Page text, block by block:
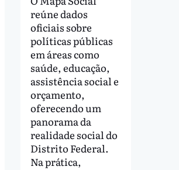
reúne dados
oficiais sobre
políticas públicas
em áreas como
saúde, educação,
assistência social e
orçamento,
oferecendo um
panorama da
realidade social do
Distrito Federal.
Na prática,